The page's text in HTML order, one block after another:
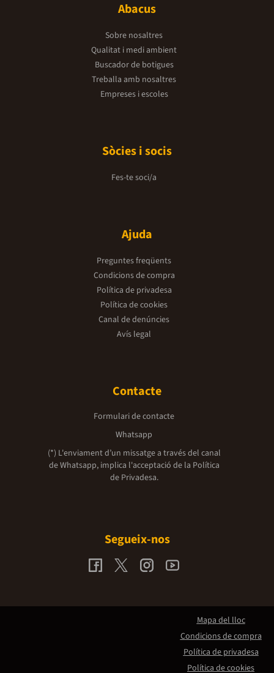
Abacus
Sobre nosaltres
Qualitat i medi ambient
Buscador de botigues
Treballa amb nosaltres
Empreses i escoles
Sòcies i socis
Fes-te soci/a
Ajuda
Preguntes freqüents
Condicions de compra
Política de privadesa
Política de cookies
Canal de denúncies
Avís legal
Contacte
Formulari de contacte
Whatsapp
(*) L'enviament d’un missatge a través del canal
de Whatsapp, implica l'acceptació de la Política
de Privadesa.
Segueix-nos
Mapa del lloc
Condicions de compra
Política de privadesa
Política de cookies